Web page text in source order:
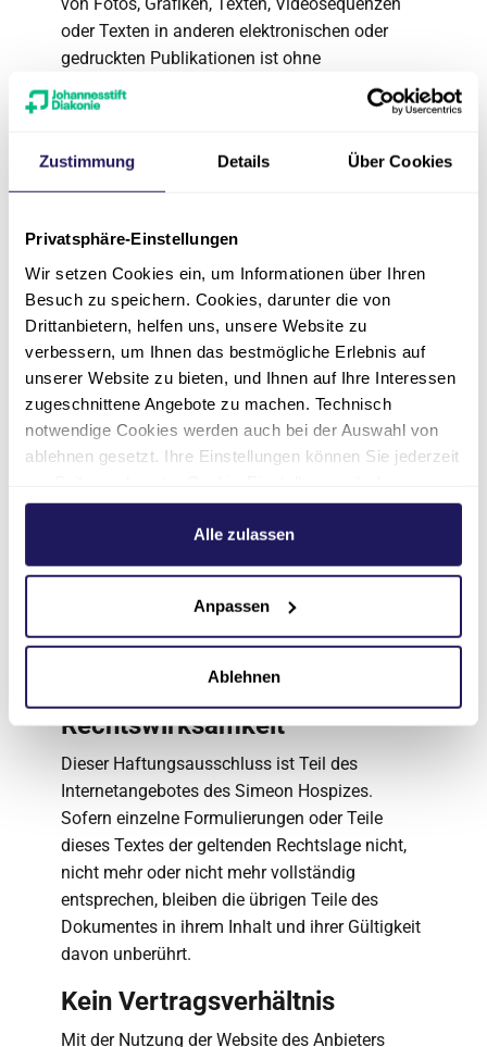
Zustimmung Details Über Cookies
Privatsphäre-Einstellungen
Wir setzen Cookies ein, um Informationen über Ihren
Besuch zu speichern. Cookies, darunter die von
Drittanbietern, helfen uns, unsere Website zu
verbessern, um Ihnen das bestmögliche Erlebnis auf
unserer Website zu bieten, und Ihnen auf Ihre Interessen
zugeschnittene Angebote zu machen. Technisch
notwendige Cookies werden auch bei der Auswahl von
ablehnen gesetzt. Ihre Einstellungen können Sie jederzeit
Weitere Informationen hierzu finden Sie in unserer
.
Alle zulassen
Anpassen
Ablehnen
oder Texten in anderen elektronischen oder
gedruckten Publikationen ist ohne
ausdrückliche Zustimmung des Simeon
Hospizes nicht gestattet. Lediglich die
persönlichen, privaten und nicht kommerziellen
Gebrauch ist erlaubt.
Datenschutz
Sofern innerhalb des Internetangebotes die
Möglichkeit der Eingabe von persönlichen
Daten (E-Mail-Adresse, Namen, Anschriften)
besteht, erfolgt diese freiwillig. Das Simeon
Hospiz erklärt ausdrücklich, dass sie
persönliche Daten nicht an Dritte weitergibt.
Die Verwendung der Kontaktdaten des
Anbieter hatte zuvor seine schriftliche
Einwilligung erteilt oder es besteht bereits eine
Geschäftsbeziehung. Der Anbieter und alle auf
widersprechen hiermit jeder kommerziellen
Verwendung und Weitergabe ihrer Daten.
Rechtswirksamkeit
Dieser Haftungsausschluss ist Teil des
Internetangebotes des Simeon Hospizes.
Sofern einzelne Formulierungen oder Teile
dieses Textes der geltenden Rechtslage nicht,
nicht mehr oder nicht mehr vollständig
entsprechen, bleiben die übrigen Teile des
Dokumentes in ihrem Inhalt und ihrer Gültigkeit
davon unberührt.
Kein Vertragsverhältnis
Mit der Nutzung der Website des Anbieters